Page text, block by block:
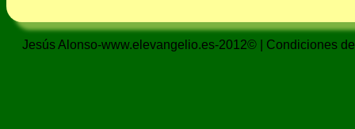
Jesús Alonso-www.elevangelio.es-2012© | Condiciones